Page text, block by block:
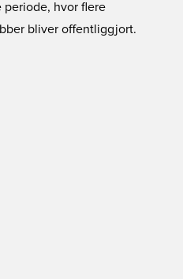
periode, hvor flere
bliver offentliggjort.